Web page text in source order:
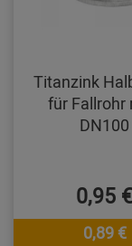
Titanzink
für Fallrohr
DN100
0,95 €
0,89 €